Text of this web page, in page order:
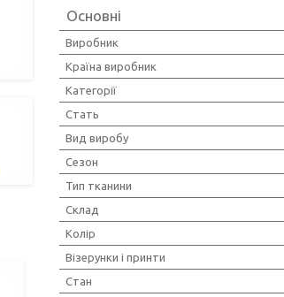
Основні
Виробник
Країна виробник
Категорії
Стать
Вид виробу
Сезон
Тип тканини
Склад
Колір
Візерунки і принти
Стан